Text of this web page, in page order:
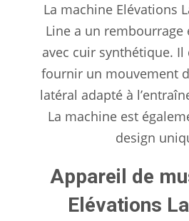
La machine Elévations
Line a un rembourrage
avec cuir synthétique.
fournir un mouvement
latéral adapté à
La machine est
design
Appareil de
Elévations